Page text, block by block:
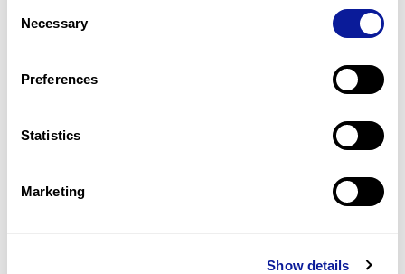
Selection
Necessary
Preferences
Statistics
Marketing
Show details
미진단된 경우에 재분석을 통해 후속 케어를 받을 수 있습니다.
최신 유전학 정보 제공
블로그와 뉴스레터를 통해 최신 유전학 정보를 제공해 드립니다.
쓰리빌리언은 유전자 진단에 필요한 여러 기술의 개발과 도입에 힘쓰고 있습니